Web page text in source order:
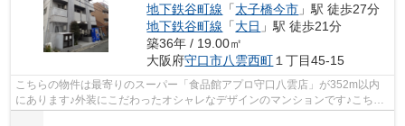
地下鉄谷町線 「太子橋今市 」駅 徒歩27分
地下鉄谷町線 「大日 」駅 徒歩21分
築36年 / 19.00㎡
大阪府守口市八雲西町 １丁目45-15
こちらの物件は最寄りのスーパー「食品館アプロ守口八雲店」が352m以内
にあります♪外装にこだわったオシャレなデザインのマンションです♪こちら
の物件は駅まで徒歩で15分で到着します♪...